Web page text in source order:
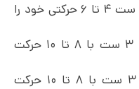
با ۳ ست ۴ تا ۶ حرکتی خود را
۳ ست با ۸ تا ۱۰ حرکت
۳ ست با ۸ تا ۱۰ حرکت